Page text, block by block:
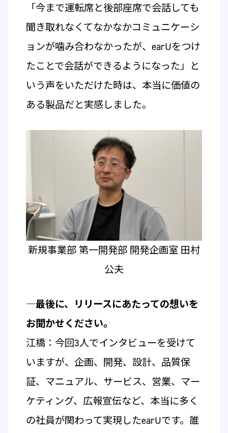
「今まで運転席と後部座席で会話しても
聞き取れなくてなかなかコミュニケーシ
ョンが噛み合わなかったが、earUをつけ
たことで会話ができるようになった」と
いう声をいただけた時は、本当に価値の
ある製品だと実感しました。
新規事業部 第一開発部 開発企画室 田村
公夫
―最後に、リリースにあたっての想いを
お聞かせください。
江橋：今回3人でインタビューを受けて
いますが、企画、開発、設計、品質保
証、マニュアル、サービス、営業、マー
ケティング、広報宣伝など、本当に多く
の社員が関わって実現したearUです。誰